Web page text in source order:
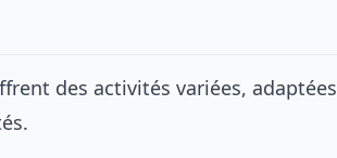
des activités variées, adaptées